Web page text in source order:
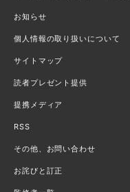
お知らせ
個人情報の取り扱いについて
サイトマップ
読者プレゼント提供
提携メディア
RSS
その他、お問い合わせ
お詫びと訂正